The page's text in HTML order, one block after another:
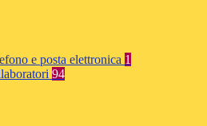
e posta elettronica 1
94